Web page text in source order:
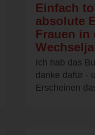
Einfach
absolute
Frauen in
Ich hab das
danke dafür -
Erscheinen